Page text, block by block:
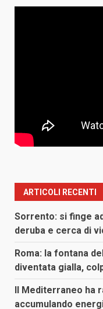
ARTICOLI RECENTI
Sorrento: si finge
deruba e cerca di
Roma: la fontana
diventata gialla,
Il Mediterraneo ha
accumulando